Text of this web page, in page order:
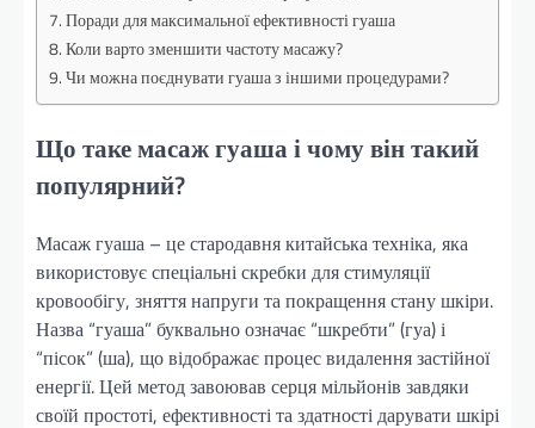
Поради для максимальної ефективності гуаша
Коли варто зменшити частоту масажу?
Чи можна поєднувати гуаша з іншими процедурами?
Що таке масаж гуаша і чому він такий
популярний?
Масаж гуаша – це стародавня китайська техніка, яка
використовує спеціальні скребки для стимуляції
кровообігу, зняття напруги та покращення стану шкіри.
Назва “гуаша” буквально означає “шкребти” (гуа) і
“пісок” (ша), що відображає процес видалення застійної
енергії. Цей метод завоював серця мільйонів завдяки
своїй простоті, ефективності та здатності дарувати шкірі